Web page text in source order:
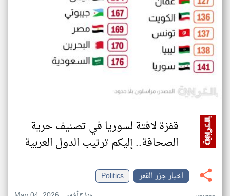
قفزة لافتة لسوريا في تصنيف حرية
الصحافة.. إليكم ترتيب الدول العربية
اخبار جزر القمر
Politics